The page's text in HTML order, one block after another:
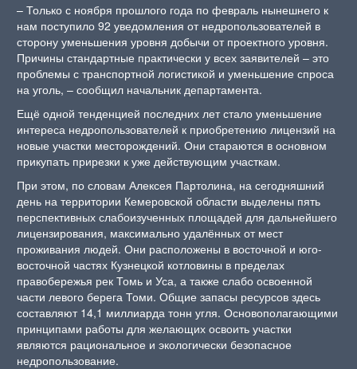
– Только с ноября прошлого года по февраль нынешнего к
нам поступило 92 уведомления от недропользователей в
сторону уменьшения уровня добычи от проектного уровня.
Причины стандартные практически у всех заявителей – это
проблемы с транспортной логистикой и уменьшение спроса
на уголь, – сообщил начальник департамента.
Ещё одной тенденцией последних лет стало уменьшение
интереса недропользователей к приобретению лицензий на
новые участки месторождений. Они стараются в основном
прикупать прирезки к уже действующим участкам.
При этом, по словам Алексея Партолина, на сегодняшний
день на территории Кемеровской области выделены пять
перспективных слабоизученных площадей для дальнейшего
лицензирования, максимально удалённых от мест
проживания людей. Они расположены в восточной и юго-
восточной частях Кузнецкой котловины в пределах
правобережья рек Томь и Уса, а также слабо освоенной
части левого берега Томи. Общие запасы ресурсов здесь
составляют 14,1 миллиарда тонн угля. Основополагающими
принципами работы для желающих освоить участки
являются рациональное и экологически безопасное
недропользование.